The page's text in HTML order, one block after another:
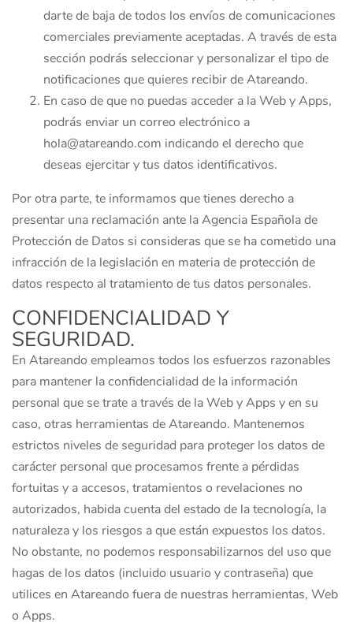
darte de baja de todos los envíos de comunicaciones
comerciales previamente aceptadas. A través de esta
sección podrás seleccionar y personalizar el tipo de
notificaciones que quieres recibir de Atareando.
En caso de que no puedas acceder a la Web y Apps,
podrás enviar un correo electrónico a
hola@atareando.com indicando el derecho que
deseas ejercitar y tus datos identificativos.
Por otra parte, te informamos que tienes derecho a
presentar una reclamación ante la Agencia Española de
Protección de Datos si consideras que se ha cometido una
infracción de la legislación en materia de protección de
datos respecto al tratamiento de tus datos personales.
CONFIDENCIALIDAD Y
SEGURIDAD.
En Atareando empleamos todos los esfuerzos razonables
para mantener la confidencialidad de la información
personal que se trate a través de la Web y Apps y en su
caso, otras herramientas de Atareando. Mantenemos
estrictos niveles de seguridad para proteger los datos de
carácter personal que procesamos frente a pérdidas
fortuitas y a accesos, tratamientos o revelaciones no
autorizados, habida cuenta del estado de la tecnología, la
naturaleza y los riesgos a que están expuestos los datos.
No obstante, no podemos responsabilizarnos del uso que
hagas de los datos (incluido usuario y contraseña) que
utilices en Atareando fuera de nuestras herramientas, Web
o Apps.